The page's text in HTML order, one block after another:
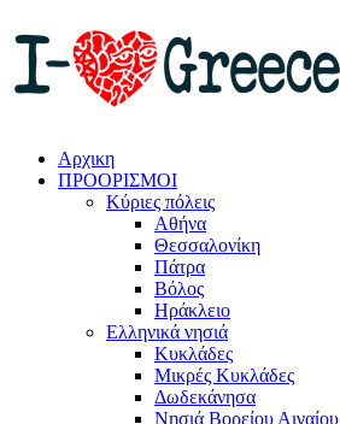
Αρχικη
ΠΡΟΟΡΙΣΜΟΙ
Κύριες πόλεις
Αθήνα
Θεσσαλονίκη
Πάτρα
Βόλος
Ηράκλειο
Ελληνικά νησιά
Κυκλάδες
Μικρές Κυκλάδες
Δωδεκάνησα
Νησιά Βορείου Αιγαίου